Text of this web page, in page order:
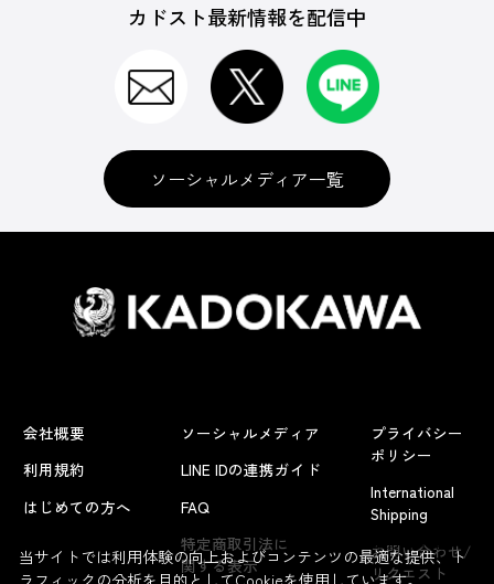
よくあるお問い合わせ
カドスト最新情報を配信中
ソーシャルメディア一覧
会社概要
利用規約
はじめての方へ
ソーシャルメディア
LINE IDの連携ガイド
FAQ
特定商取引法に
関する表示
プライバシー
ポリシー
International
Shipping
お問い合わせ/
リクエスト
当サイトでは利用体験の向上およびコンテンツの最適な提供、ト